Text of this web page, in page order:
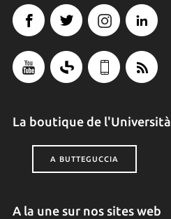
La boutique de l'Università
A BUTTEGUCCIA
A la une sur nos sites web